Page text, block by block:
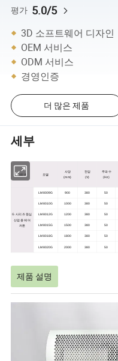
평가 5.0/5
3D 소프트웨어 디자인
OEM 서비스
ODM 서비스
경영인증
더 많은 제품
세부
시리즈 모델
사양
(mm)
전압
(V)
주파수
(Hz)
G 시리즈 원심
산업용 에어
커튼
LM8009G 900 380 50
LM8010G 1000 380 50
LM8012G 1200 380 50
LM8015G 1500 380 50
LM8018G 1800 380 50
LM8020G 2000 380 50
제품 설명